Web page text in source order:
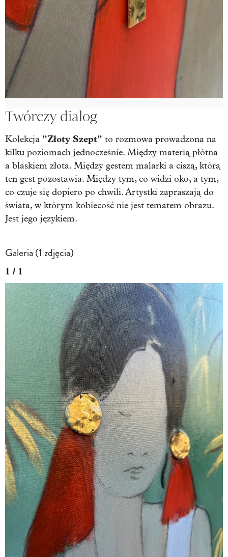
Twórczy dialog
Kolekcja "Złoty Szept" to rozmowa prowadzona na
kilku poziomach jednocześnie. Między materią płótna
a blaskiem złota. Między gestem malarki a ciszą, którą
ten gest pozostawia. Między tym, co widzi oko, a tym,
co czuje się dopiero po chwili. Artystki zapraszają do
świata, w którym kobiecość nie jest tematem obrazu.
Jest jego językiem.
Galeria (1 zdjęcia)
1 / 1